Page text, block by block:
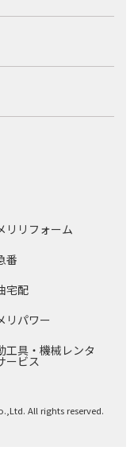
リリフォーム
番
宅配
リパワー
工具・機械レンタ
ービス
All rights reserved.